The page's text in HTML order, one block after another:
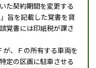
た契約期間を変更する
旨を記載した覚書を貸
覚書には印紙税が課さ
、Ｆの所有する車両を
定の区画に駐車させる